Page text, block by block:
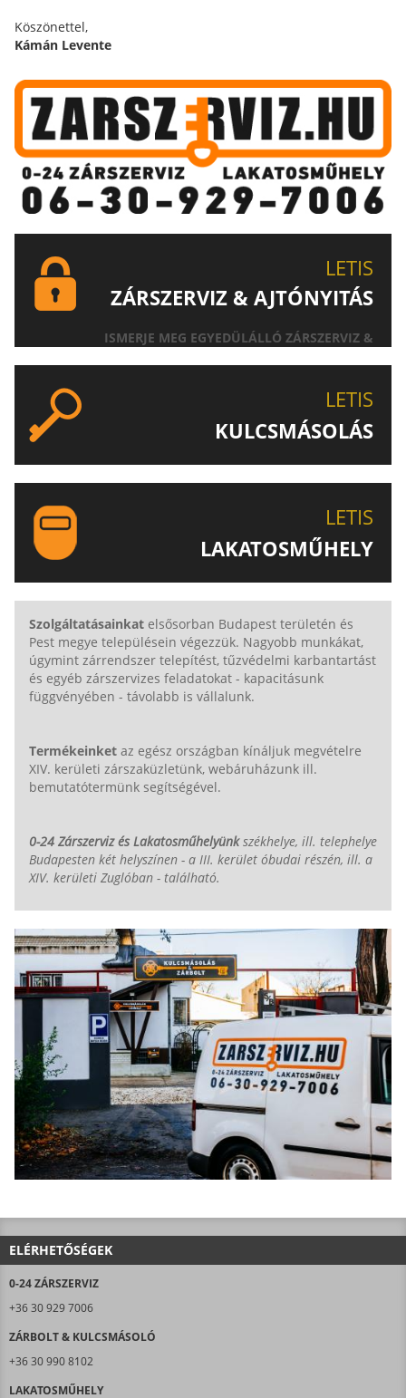
Köszönettel,
Kámán Levente
LETIS
ZÁRSZERVIZ & AJTÓNYITÁS
ISMERJE MEG EGYEDÜLÁLLÓ ZÁRSZERVIZ &
LETIS
KULCSMÁSOLÁS
LETIS
LAKATOSMŰHELY
Szolgáltatásainkat elsősorban Budapest területén és
Pest megye településein végezzük. Nagyobb munkákat,
úgymint zárrendszer telepítést, tűzvédelmi karbantartást
és egyéb zárszervizes feladatokat - kapacitásunk
függvényében - távolabb is vállalunk.
Termékeinket az egész országban kínáljuk megvételre
XIV. kerületi zárszaküzletünk, webáruházunk ill.
bemutatótermünk segítségével.
0-24 Zárszerviz és Lakatosműhelyünkszékhelye, ill. telephelye
Budapesten két helyszínen - a III. kerület óbudai részén, ill. a
XIV. kerületi Zuglóban - található.
ELÉRHETŐSÉGEK
0-24 ZÁRSZERVIZ
+36 30 929 7006
ZÁRBOLT & KULCSMÁSOLÓ
+36 30 990 8102
LAKATOSMŰHELY